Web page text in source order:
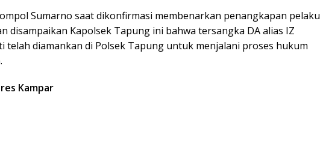
Sumarno saat dikonfirmasi membenarkan penangkapan pelaku
disampaikan Kapolsek Tapung ini bahwa tersangka DA alias IZ
telah diamankan di Polsek Tapung untuk menjalani proses hukum
Kampar